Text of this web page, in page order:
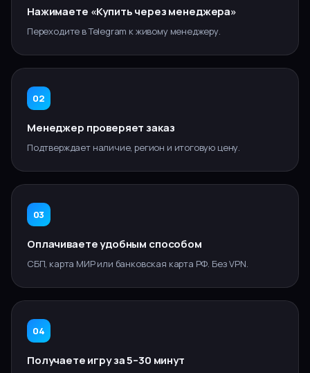
Нажимаете «Купить через менеджера»
Переходите в Telegram к живому менеджеру.
02
Менеджер проверяет заказ
Подтверждает наличие, регион и итоговую цену.
03
Оплачиваете удобным способом
СБП, карта МИР или банковская карта РФ. Без VPN.
04
Получаете игру за 5–30 минут